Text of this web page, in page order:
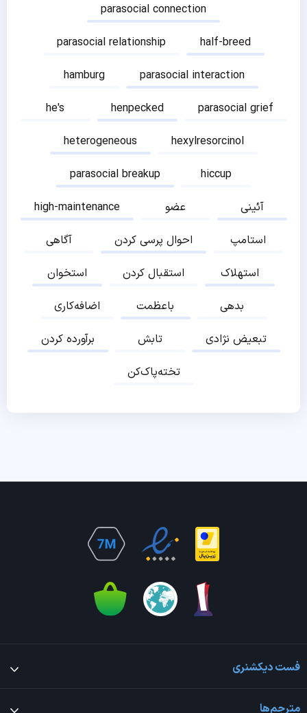
parasocial connection
parasocial relationship
half-breed
hamburg
parasocial interaction
he's
henpecked
parasocial grief
heterogeneous
hexylresorcinol
parasocial breakup
hiccup
high-maintenance
عضو
آئینی
آگاهی
احوال پرسی کردن
استامپ
استخوان
استقبال کردن
استهلاک
اضافه‌کاری
باعظمت
بدهی
برآورده کردن
تابش
تبعیض نژادی
تخته‌پاک‌کن
فست دیکشنری
مترجم‌ها